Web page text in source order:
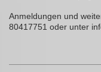
Anmeldungen und
80417751 oder unter